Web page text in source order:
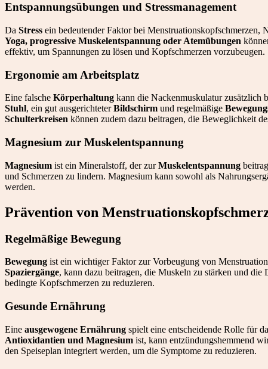
Entspannungsübungen und Stressmanagement
Da Stress ein bedeutender Faktor bei Menstruationskopfschmerzen,
Yoga, progressive Muskelentspannung oder Atemübungen
effektiv, um Spannungen zu lösen und Kopfschmerzen vorzubeugen.
Ergonomie am Arbeitsplatz
Eine falsche Körperhaltung kann die Nackenmuskulatur zusätzlich
Stuhl, ein gut ausgerichteterBildschirm und regelmäßige
Schulterkreisen können zudem dazu beitragen, die Beweglichkeit
Magnesium zur Muskelentspannung
Magnesium ist ein Mineralstoff, der zurMuskelentspannung
und Schmerzen zu lindern. Magnesium kann sowohl als
werden.
Prävention von
Regelmäßige Bewegung
Bewegung ist ein wichtiger Faktor zur Vorbeugung von
Spaziergänge, kann dazu beitragen, die Muskeln zu stärken und
bedingte Kopfschmerzen zu reduzieren.
Gesunde Ernährung
Eine ausgewogene Ernährung spielt eine entscheidende Rolle für
Antioxidantien und Magnesium ist, kann entzündungshemmend
den Speiseplan integriert werden, um die Symptome zu reduzieren.